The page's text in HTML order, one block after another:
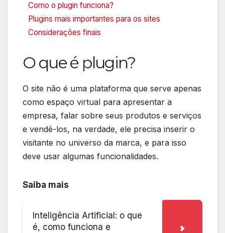
Como o plugin funciona?
Plugins mais importantes para os sites
Considerações finais
O que é plugin?
O site não é uma plataforma que serve apenas
como espaço virtual para apresentar a
empresa, falar sobre seus produtos e serviços
e vendê-los, na verdade, ele precisa inserir o
visitante no universo da marca, e para isso
deve usar algumas funcionalidades.
Saiba mais
Inteligência Artificial: o que
é, como funciona e